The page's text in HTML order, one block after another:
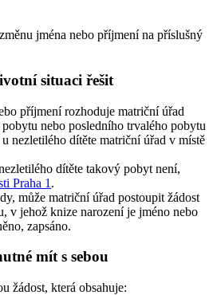
jména nebo příjmení na příslušný
situaci řešit
příjmení rozhoduje matriční úřad
nebo posledního trvalého pobytu
nezletilého dítěte matriční úřad v místě
dítěte takový pobyt není,
Praha 1 .
může matriční úřad postoupit žádost
v jehož knize narození je jméno nebo
zapsáno.
mít s sebou
žádost, která obsahuje: